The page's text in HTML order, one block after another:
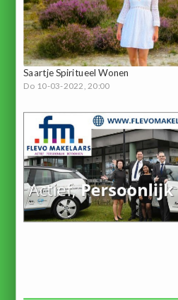
Saartje Spiritueel Wonen
Do 10-03-2022, 20:00